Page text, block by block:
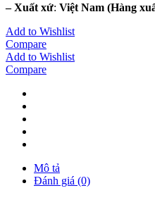
– Xuất xứ: Việt Nam (Hàng
Add to Wishlist
Compare
Add to Wishlist
Compare
Mô tả
Đánh giá (0)